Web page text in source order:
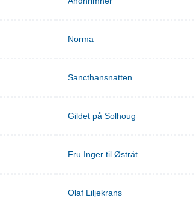
Norma
Sancthansnatten
Gildet på Solhoug
Fru Inger til Østråt
Olaf Liljekrans